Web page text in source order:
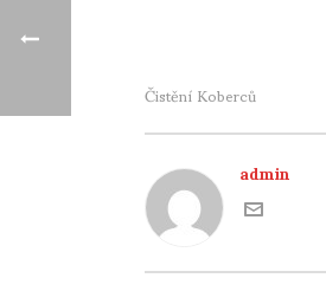
Čistění Koberců
admin